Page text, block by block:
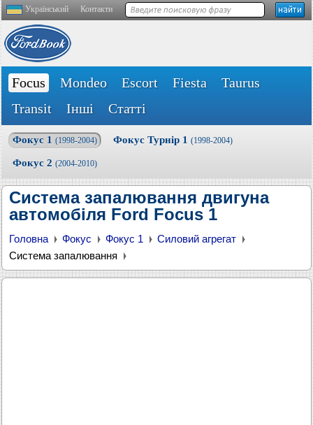
Український Контакти
Focus Mondeo Escort Fiesta
Taurus
Transit
Інші Статті
Фокус 1 (1998-2004) Фокус Турнір 1 (1998-2004)
Фокус 2 (2004-2010)
Система запалювання двигуна
автомобіля Ford Focus 1
Головна Фокус Фокус 1
Силовий агрегат
Система запалювання